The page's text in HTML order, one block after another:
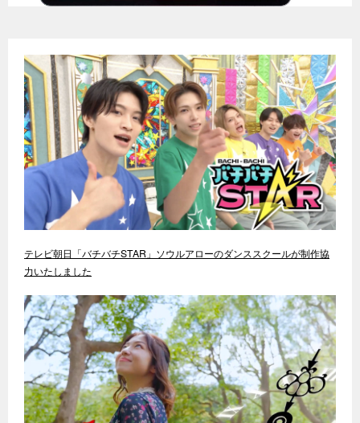
テレビ朝日「バチバチSTAR」ソウルアローのダンススクールが制作協
力いたしました